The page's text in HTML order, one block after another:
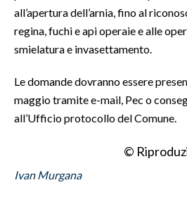
INFO AZIENDE
ABBONATI
ANNUNCI
PUBBLICITÀ
SPIAGGE
all’apertura dell’arnia, fino al
regina, fuchi e api operaie e alle
smielatura e invasettamento.
Le domande dovranno essere
maggio tramite e-mail, Pec o
all’Ufficio protocollo del Comune.
©
Ivan Murgana